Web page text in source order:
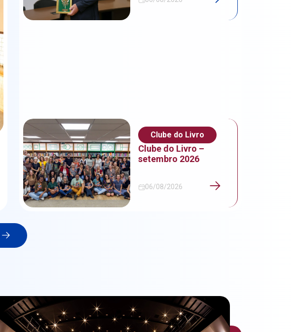
Clube do Livro
Clube do Livro –
setembro 2026
06/08/2026